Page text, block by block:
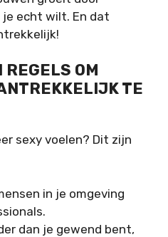
echt wilt. En dat
REGELS OM
TE
sexy voelen? Dit zijn
in je omgeving
dan je gewend bent,